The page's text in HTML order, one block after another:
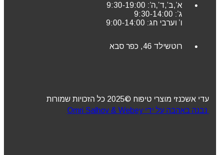
א’,ב’,ד’,ה’: 9:30-19:00
ג’: 9:30-14:00
ו’ וערבי חג: 9:00-14:00
רוטשילד 46, כפר סבא
עדי אשכנזי מוצרי טיפוח ©2025 כל הזכויות שמורות
נבנה באהבה על ידי Omri Salhov & Webey